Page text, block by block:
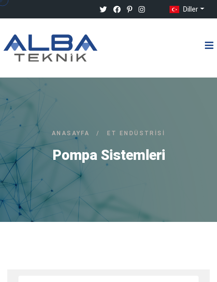
Diller
ANASAYFA / ET ENDÜSTRISI
Pompa Sistemleri